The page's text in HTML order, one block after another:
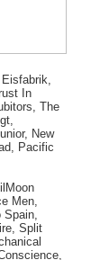
In
The
New
Pacific
Men,
Spain,
Split